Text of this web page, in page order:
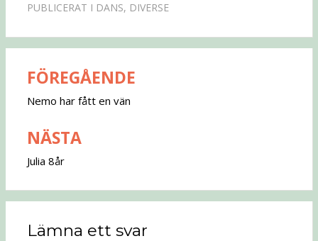
PUBLICERAT I DANS, DIVERSE
Inläggsnavigering
FÖREGÅENDE
Nemo har fått en vän
NÄSTA
Julia 8år
Lämna ett svar